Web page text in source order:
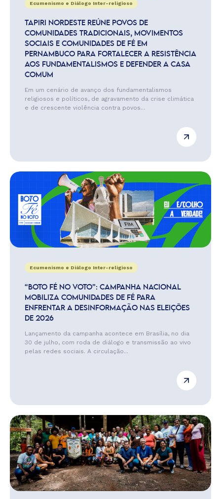
Ecumenismo e Diálogo Inter-religioso
TAPIRI NORDESTE REÚNE POVOS DE
COMUNIDADES TRADICIONAIS, MOVIMENTOS
SOCIAIS E COMUNIDADES DE FÉ EM
PERNAMBUCO PARA FORTALECER A RESISTÊNCIA
AOS FUNDAMENTALISMOS E DEFENDER A CASA
COMUM
Em um cenário de avanço dos fundamentalismos
religiosos e políticos, de agravamento da crise climática
e de crescente violência contra povos...
Ecumenismo e Diálogo Inter-religioso
“BOTO FÉ NO VOTO”: CAMPANHA NACIONAL
MOBILIZA COMUNIDADES DE FÉ PARA
ENFRENTAR A DESINFORMAÇÃO NAS ELEIÇÕES
DE 2026
Lançamento da campanha acontece em Brasília, no dia
30 de julho, com roda de diálogo e transmissão ao vivo
pelas redes sociais. A circulação...